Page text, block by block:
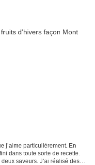
j’aime particulièrement. En
dans toute sorte de recette.
saveurs. J’ai réalisé des